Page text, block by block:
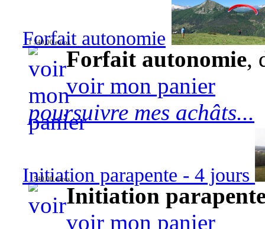
Forfait autonomie
1 340,00 euros
Forfait autonomie,
voir mon panier
poursuivre mes achâts...
Initiation parapente - 4 jours
540,00 euros
Initiation
voir mon panier